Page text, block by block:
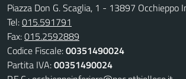
Piazza Don G. Scaglia, 1 - 13897 Occhieppo
Tel:015.591791
Fax:015.2592889
Codice Fiscale:00351490024
Partita IVA:00351490024